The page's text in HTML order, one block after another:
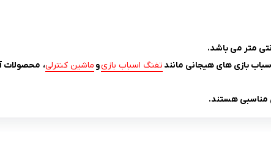
بازی های هیجانی مانند تفنگ اسباب بازیو ماشین کنترلی، محصولات
مناسبی هستند.